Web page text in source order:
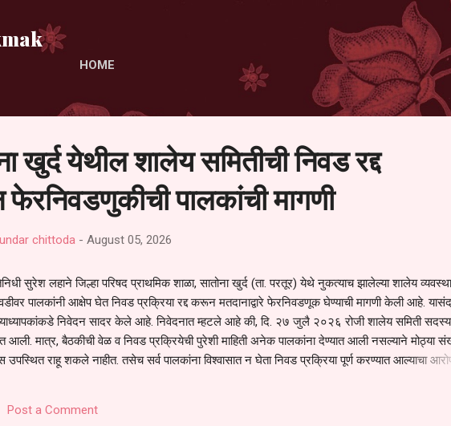
HOME
खुर्द येथील शालेय समितीची निवड रद्द
पालकांची मागणी
chittoda - August 05, 2026
सुरेश लहाने जिल्हा परिषद प्राथमिक शाळा, सातोना खुर्द (ता. परतूर) येथे नुकत्याच झालेल्या शालेय
पालकांनी आक्षेप घेत निवड प्रक्रिया रद्द करून मतदानाद्वारे फेरनिवडणूक घेण्याची मागणी केली आहे.
निवेदन सादर केले आहे. निवेदनात म्हटले आहे की, दि. २७ जुलै २०२६ रोजी शालेय समिती
आली. मात्र, बैठकीची वेळ व निवड प्रक्रियेची पुरेशी माहिती अनेक पालकांना देण्यात आली नसल्याने मोठ्या
राहू शकले नाहीत. तसेच सर्व पालकांना विश्वासात न घेता निवड प्रक्रिया पूर्ण करण्यात आल्याचा
घेण्यात यावी, अशी मागणी पालकांनी केली आहे. या निवेदनाच्या प्रती जिल्हा शिक्षण अधिकारी
शिक्षण अधिकारी, परतूर यांनाही पाठविण्यात आल्या असून प्रशासन याबाबत काय निर्णय घेते, याकडे
Post a Comment